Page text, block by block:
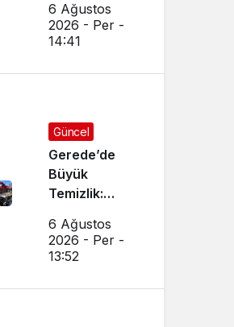
6 Ağustos
2026 - Per -
14:41
Güncel
Gerede’de
Büyük
Temizlik:
Çalışma
Başlatıldı
6 Ağustos
2026 - Per -
13:52